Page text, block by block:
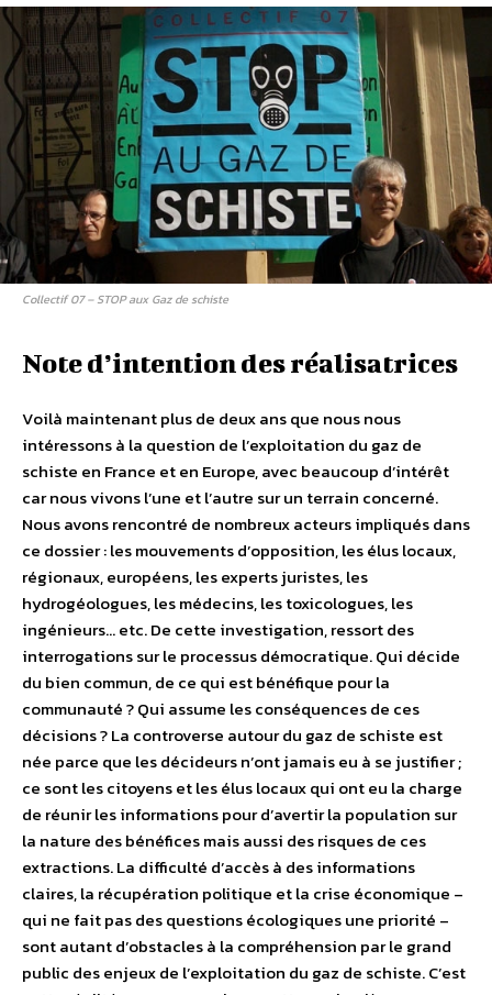
Collectif 07 – STOP aux Gaz de schiste
Note d’intention des réalisatrices
Voilà maintenant plus de deux ans que nous nous
intéressons à la question de l’exploitation du gaz de
schiste en France et en Europe, avec beaucoup d’intérêt
car nous vivons l’une et l’autre sur un terrain concerné.
Nous avons rencontré de nombreux acteurs impliqués dans
ce dossier : les mouvements d’opposition, les élus locaux,
régionaux, européens, les experts juristes, les
hydrogéologues, les médecins, les toxicologues, les
ingénieurs… etc. De cette investigation, ressort des
interrogations sur le processus démocratique. Qui décide
du bien commun, de ce qui est bénéfique pour la
communauté ? Qui assume les conséquences de ces
décisions ? La controverse autour du gaz de schiste est
née parce que les décideurs n’ont jamais eu à se justifier ;
ce sont les citoyens et les élus locaux qui ont eu la charge
de réunir les informations pour d’avertir la population sur
la nature des bénéfices mais aussi des risques de ces
extractions. La difficulté d’accès à des informations
claires, la récupération politique et la crise économique –
qui ne fait pas des questions écologiques une priorité –
sont autant d’obstacles à la compréhension par le grand
public des enjeux de l’exploitation du gaz de schiste. C’est